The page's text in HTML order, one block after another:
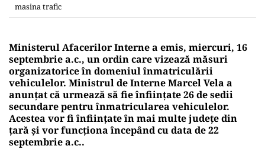
masina trafic
Ministerul Afacerilor Interne a emis, miercuri, 16
septembrie a.c., un ordin care vizează măsuri
organizatorice în domeniul înmatriculării
vehiculelor. Ministrul de Interne Marcel Vela a
anunțat că urmează să fie înființate 26 de sedii
secundare pentru înmatricularea vehiculelor.
Acestea vor fi înființate în mai multe județe din
țară și vor funcționa începând cu data de 22
septembrie a.c..